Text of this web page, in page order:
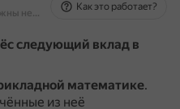
На основе источников, возможны неточности
Как это работает?
следующий вклад в
математике.
из неё